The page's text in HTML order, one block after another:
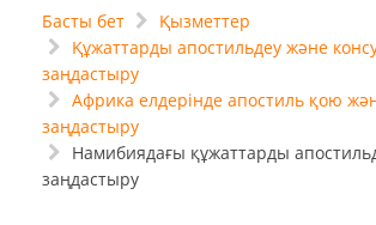
Басты бет
Қызметтер
Құжаттарды апостильдеу және
заңдастыру
Африка елдерінде апостиль қою
заңдастыру
Намибиядағы құжаттарды
заңдастыру